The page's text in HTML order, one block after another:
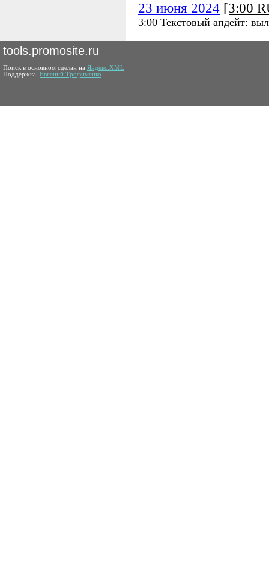
23 июня 2024 [3:00
3:00 Текстовый апдейт:
tools.promosite.ru
Поиск в основном сделан на Яндекс.XML
Поддержка: Евгений Трофименко